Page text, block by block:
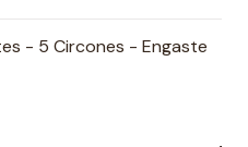
- 5 Circones - Engaste